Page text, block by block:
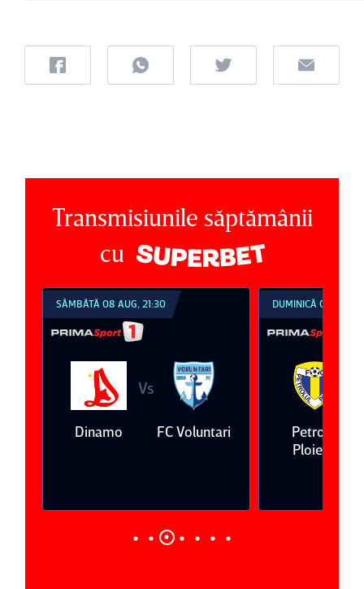
Transmisiunile săptămânii
cu
SÂMBĂTĂ 08 AUG, 21:30
Dinamo
Vs
FC Voluntari
DUMINICĂ 09 AUG,
Petrolul
Ploieşti